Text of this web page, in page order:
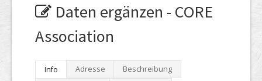
Daten ergänzen - CORE
Association
Info Adresse
Beschreibung